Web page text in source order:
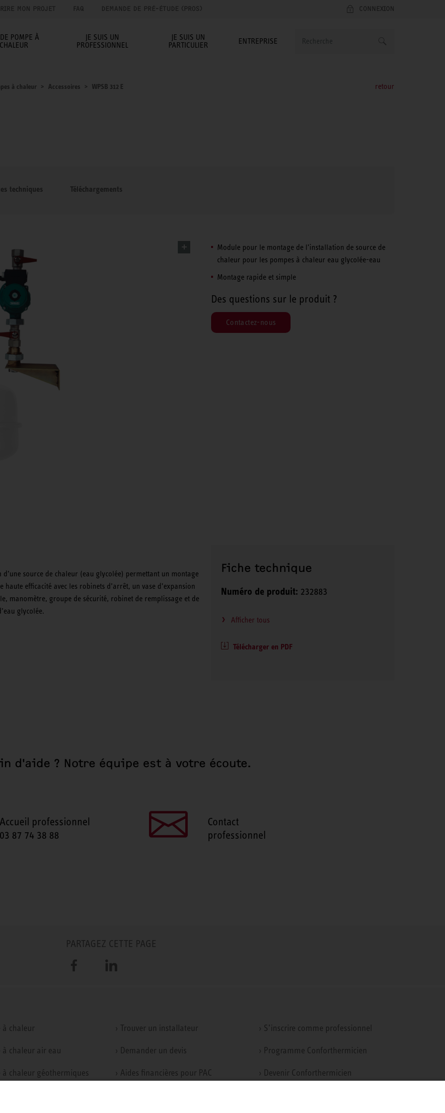
MON PROJET FAQ DEMANDE DE PRÉ-ÉTUDE (PROS) CONNEXION
POMPE À
CHALEUR
JE SUIS UN
PROFESSIONNEL
JE SUIS UN
PARTICULIER
ENTREPRISE
à chaleur Accessoires WPSB 312 E retour
techniques Téléchargements
Module pour le montage de l’installation de source de
chaleur pour les pompes à chaleur eau glycolée-eau
Montage rapide et simple
Des questions sur le produit ?
Contactez-nous
source de chaleur (eau glycolée) permettant un montage
efficacité avec les robinets d’arrêt, un vase d’expansion
manomètre, groupe de sécurité, robinet de remplissage et de
glycolée.
Fiche technique
Numéro de produit: 232883
Afficher tous
Télécharger en PDF
d'aide ? Notre équipe est à votre écoute.
professionnel
87 74 38 88
Contact
professionnel
PARTAGEZ CETTE PAGE
Facebook LinkedIn
à chaleur
à chaleur air eau
à chaleur géothermiques
› Trouver un installateur
› Demander un devis
› Aides financières pour PAC
› S’inscrire comme professionnel
› Programme Conforthermicien
› Devenir Conforthermicien